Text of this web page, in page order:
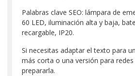
Palabras clave SEO: lámpara de
60 LED, iluminación alta y baja,
recargable, IP20.
Si necesitas adaptar el texto para
más corta o una versión para
prepararla.